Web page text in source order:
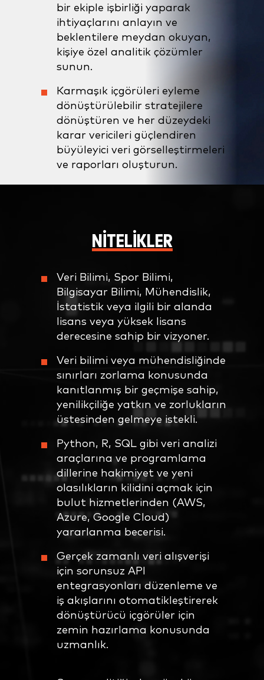
bir ekiple işbirliği yaparak
ihtiyaçlarını anlayın ve
beklentilere meydan okuyan,
kişiye özel analitik çözümler
sunun.
Karmaşık içgörüleri eyleme
dönüştürülebilir stratejilere
dönüştüren ve her düzeydeki
karar vericileri güçlendiren
büyüleyici veri görselleştirmeleri
ve raporları oluşturun.
NITELIKLER
Veri Bilimi, Spor Bilimi,
Bilgisayar Bilimi, Mühendislik,
İstatistik veya ilgili bir alanda
lisans veya yüksek lisans
derecesine sahip bir vizyoner.
Veri bilimi veya mühendisliğinde
sınırları zorlama konusunda
kanıtlanmış bir geçmişe sahip,
yenilikçiliğe yatkın ve zorlukların
üstesinden gelmeye istekli.
Python, R, SQL gibi veri analizi
araçlarına ve programlama
dillerine hakimiyet ve yeni
olasılıkların kilidini açmak için
bulut hizmetlerinden (AWS,
Azure, Google Cloud)
yararlanma becerisi.
Gerçek zamanlı veri alışverişi
için sorunsuz API
entegrasyonları düzenleme ve
iş akışlarını otomatikleştirerek
dönüştürücü içgörüler için
zemin hazırlama konusunda
uzmanlık.